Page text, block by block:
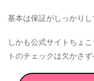
基本は保証がしっかり
しかも公式サイトちょ
トのチェックは欠かさ